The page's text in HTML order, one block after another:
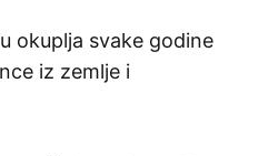
okuplja svake godine
iz zemlje i